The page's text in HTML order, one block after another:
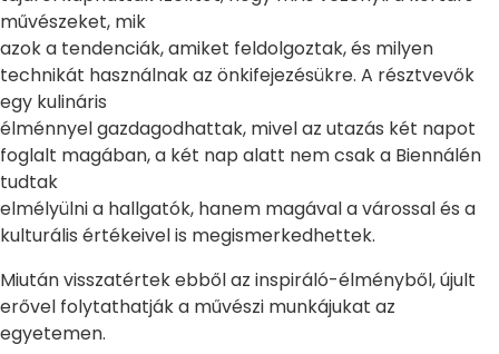
művészeket, mik
azok a tendenciák, amiket feldolgoztak, és milyen
technikát használnak az önkifejezésükre. A résztvevők
egy kulináris
élménnyel gazdagodhattak, mivel az utazás két napot
foglalt magában, a két nap alatt nem csak a Biennálén
tudtak
elmélyülni a hallgatók, hanem magával a várossal és a
kulturális értékeivel is megismerkedhettek.
Miután visszatértek ebből az inspiráló-élményből, újult
erővel folytathatják a művészi munkájukat az
egyetemen.